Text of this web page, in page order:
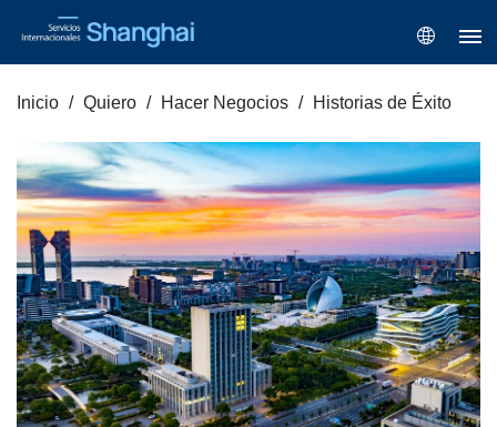
Inicio Quiero Hacer Negocios Historias de Éxito